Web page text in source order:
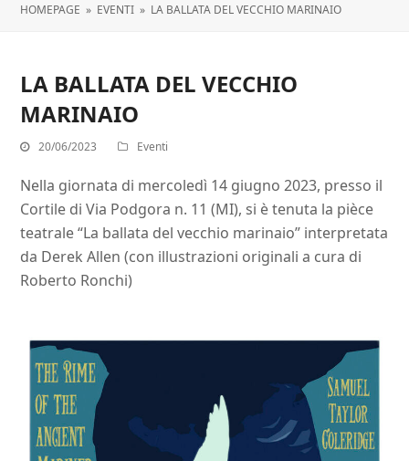
HOMEPAGE » EVENTI » LA BALLATA DEL VECCHIO MARINAIO
LA BALLATA DEL VECCHIO
MARINAIO
20/06/2023 Eventi
Nella giornata di mercoledì 14 giugno 2023, presso il
Cortile di Via Podgora n. 11 (MI), si è tenuta la pièce
teatrale “La ballata del vecchio marinaio” interpretata
da Derek Allen (con illustrazioni originali a cura di
Roberto Ronchi)